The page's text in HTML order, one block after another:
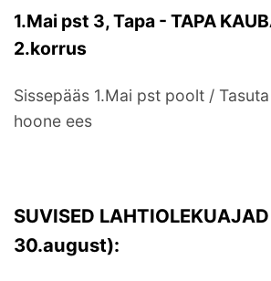
1.Mai pst 3, Tapa - TAPA
2.korrus
Sissepääs 1.Mai pst poolt /
hoone ees
SUVISED
30.august):